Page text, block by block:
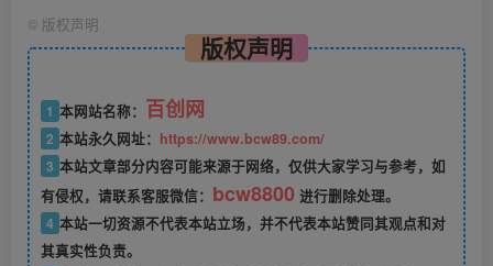
© 版权声明
版权声明
1 本网站名称： 百创网
2 本站永久网址： https://www.bcw89.com/
3 本站文章部分内容可能来源于网络，仅供大家学习与参考，如
有侵权，请联系客服微信： bcw8800 进行删除处理。
4 本站一切资源不代表本站立场，并不代表本站赞同其观点和对
其真实性负责。